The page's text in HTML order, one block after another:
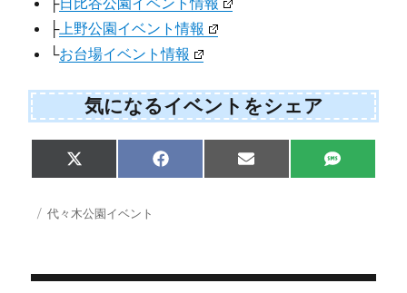
├上野公園イベント情報
└お台場イベント情報
気になるイベントをシェア
Share
on
X
(
w
i
r
Share
on
F
a
Share
on
E
m
Share
on
S
M
投 カ
代々木公園イベント